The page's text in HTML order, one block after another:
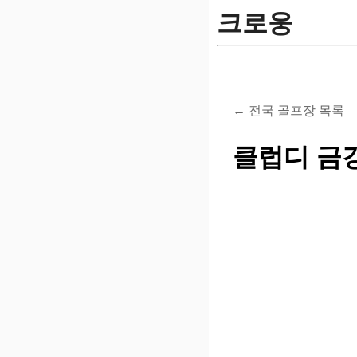
크로웅
← 전국 골프장 목록
클럽디 금